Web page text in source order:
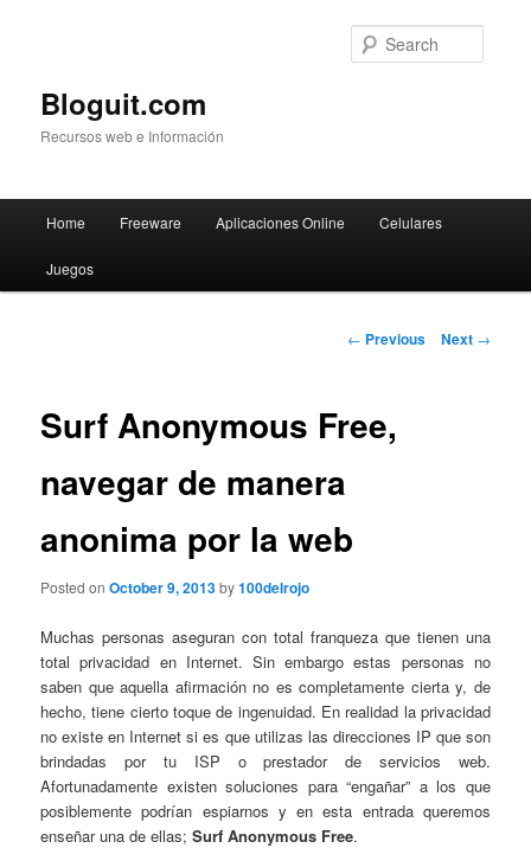
Bloguit.com
Recursos web e Información
Skip
to
Home Freeware Aplicaciones Online Celulares
Juegos
Post
← Previous Next →
Surf Anonymous Free,
navegar de manera
anonima por la web
Posted onOctober 9, 2013by100delrojo
Muchas personas aseguran con total franqueza que tienen una
total privacidad en Internet. Sin embargo estas personas no
saben que aquella afirmación no es completamente cierta y, de
hecho, tiene cierto toque de ingenuidad. En realidad la privacidad
no existe en Internet si es que utilizas las direcciones IP que son
brindadas por tu ISP o prestador de servicios web.
Afortunadamente existen soluciones para “engañar” a los que
posiblemente podrían espiarnos y en esta entrada queremos
enseñar una de ellas;Surf Anonymous Free.